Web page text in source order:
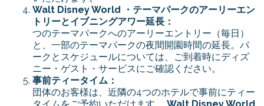
Walt Disney World ・テーマパークのアーリーエン
トリーとイブニングアワー延長：
つのテーマパークへのアーリーエントリー（毎日）
と、一部のテーマパークの夜間開園時間の延長。パ
ークとスケジュールについては、ご到着時にディズ
ニー・ゲスト・サービスにご確認ください。
事前ティータイム：
団体のお客様は、近隣の4つのホテルで事前にティー